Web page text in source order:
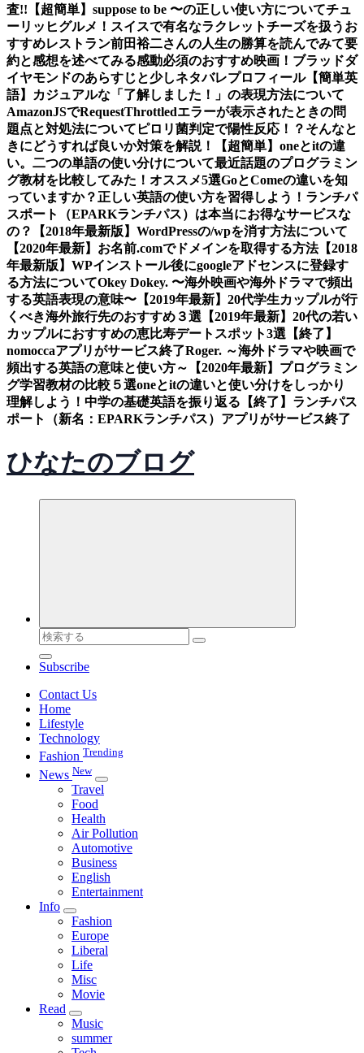
査!! 【超簡単】suppose to be 〜の正しい使い方についてチュ
ーリッヒグルメ！スイスで有名なラクレットチーズを扱うお
すすめレストラン前田裕二さんの人生の勝算を読んでみて要
約と感想を述べてみる感動必須のおすすめ映画！ブラッドダ
イヤモンドのあらすじと少しネタバレプロフィール【簡単英
語】カジュアルな「了解しました！」の表現方法について
AmazonJSでRequestThrottledエラーが表示されたときの問
題点と対処法について ピロリ菌判定で陽性反応！？そんなと
きにどうすれば良いか対策を解説！
【超簡単】oneとitの違
い。二つの単語の使い分けについて最近話題のプログラミン
グ教材を比較してみた！オススメ5選GoとComeの違いを知
っていますか？正しい英語の使い方を習得しよう！ ランチパ
スポート（EPARKランチパス）は本当にお得なサービスな
の？
【2018年最新版】WordPressの/wpを消す方法について
【2020年最新】お名前.comでドメインを取得する方法【2018
年最新版】WPインストール後にgoogleアドセンスに登録す
る方法についてOkey Dokey. 〜海外映画や海外ドラマで頻出
する英語表現の意味〜 【2019年最新】20代学生カップルが行
くべき海外旅行先のおすすめ３選 【2019年最新】20代の若い
カップルにおすすめの恵比寿デートスポット3選 【終了】
nomoccaアプリがサービス終了Roger. ～海外ドラマや映画で
頻出する英語の意味と使い方～
【2020年最新】プログラミン
グ学習教材の比較５選oneとitの違いと使い分けをしっかり
理解しよう！中学の基礎英語を振り返る 【終了】ランチパス
ポート（新名：EPARKランチパス）アプリがサービス終了
ひなたのブログ
検
索
対
Subscribe
Contact Us
Home
Lifestyle
Technology
Fashion Trending
News New
Travel
Food
Health
Air Pollution
Automotive
Business
English
Entertainment
Info
Fashion
Europe
Liberal
Life
Misc
Movie
Read
Music
summer